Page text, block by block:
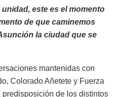
este es el momento
de que caminemos
la ciudad que se
mantenidas con
Colorado Añetete y Fuerza
de los distintos